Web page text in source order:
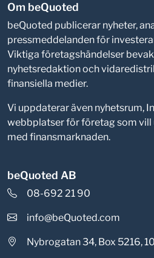
Om beQuoted
beQuoted publicerar nyheter,
pressmeddelanden för
Viktiga företagshändelser
nyhetsredaktion och
finansiella medier.
Vi uppdaterar även nyhetsrum,
webbplatser för företag som
med finansmarknaden.
beQuoted AB
08-692 21 90
info@beQuoted.com
Nybrogatan 34, Box 5216,